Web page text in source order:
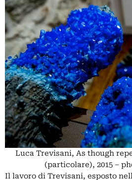
Luca Trevisani, As though
(particolare), 2015 –
Il lavoro di Trevisani, esposto